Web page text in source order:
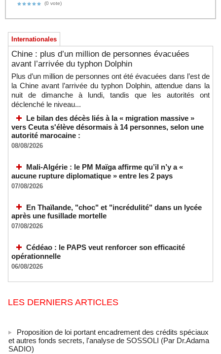
(0 vote)
Internationales
Chine : plus d’un million de personnes évacuées
avant l’arrivée du typhon Dolphin
Plus d’un million de personnes ont été évacuées dans l’est de
la Chine avant l’arrivée du typhon Dolphin, attendue dans la
nuit de dimanche à lundi, tandis que les autorités ont
déclenché le niveau...
Le bilan des décès liés à la « migration massive »
vers Ceuta s'élève désormais à 14 personnes, selon une
autorité marocaine :
08/08/2026
Mali-Algérie : le PM Maïga affirme qu’il n’y a «
aucune rupture diplomatique » entre les 2 pays
07/08/2026
En Thaïlande, "choc" et "incrédulité" dans un lycée
après une fusillade mortelle
07/08/2026
Cédéao : le PAPS veut renforcer son efficacité
opérationnelle
06/08/2026
LES DERNIERS ARTICLES
et autres fonds secrets, l'analyse de SOSSOLI (Par Dr.Adama
SADIO)
09/08/2026